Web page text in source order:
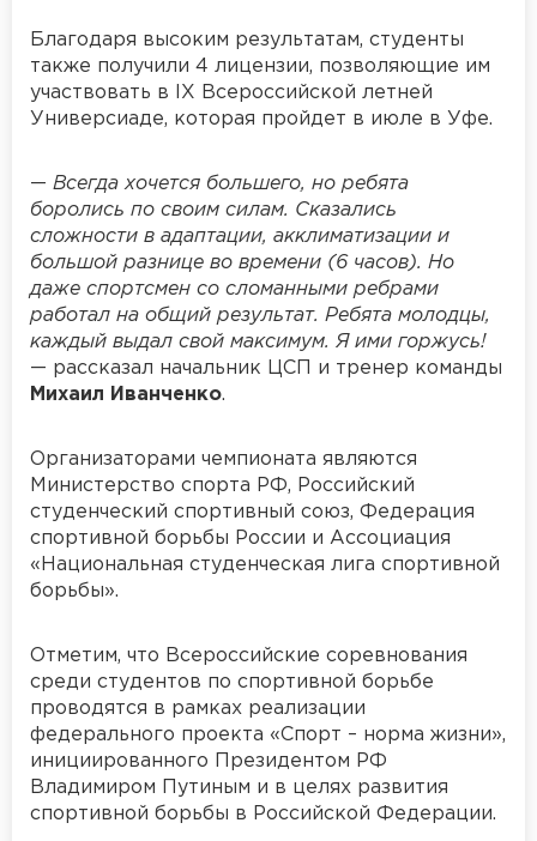
Благодаря высоким результатам, студенты
также получили 4 лицензии, позволяющие им
участвовать в IX Всероссийской летней
Универсиаде, которая пройдет в июле в Уфе.
— Всегда хочется большего, но ребята
боролись по своим силам. Сказались
сложности в адаптации, акклиматизации и
большой разнице во времени (6 часов). Но
даже спортсмен со сломанными ребрами
работал на общий результат. Ребята молодцы,
каждый выдал свой максимум. Я ими горжусь!
— рассказал начальник ЦСП и тренер команды
Михаил Иванченко.
Организаторами чемпионата являются
Министерство спорта РФ, Российский
студенческий спортивный союз, Федерация
спортивной борьбы России и Ассоциация
«Национальная студенческая лига спортивной
борьбы».
Отметим, что Всероссийские соревнования
среди студентов по спортивной борьбе
проводятся в рамках реализации
федерального проекта «Спорт – норма жизни»,
инициированного Президентом РФ
Владимиром Путиным и в целях развития
спортивной борьбы в Российской Федерации.